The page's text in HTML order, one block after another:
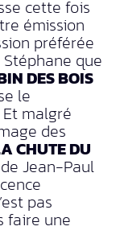
cette fois
émission
préférée
que
DES BOIS
le
malgré
des
CHUTE DU
Jean-Paul
pas
faire une